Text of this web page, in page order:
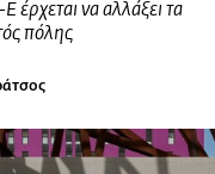
έρχεται να αλλάξει τα
πόλης